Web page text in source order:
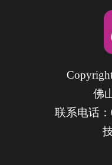
佛
联系电话